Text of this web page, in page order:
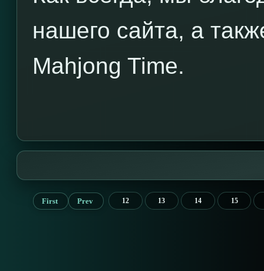
нашего сайта, а
Mahjong Time.
First Prev 12 13 14 15